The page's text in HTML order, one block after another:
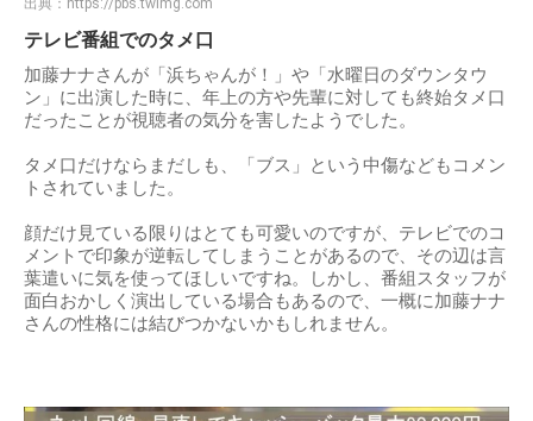
出典： https://pbs.twimg.com
テレビ番組でのタメ口
加藤ナナさんが「浜ちゃんが！」や「水曜日のダウンタウ
ン」に出演した時に、年上の方や先輩に対しても終始タメ口
だったことが視聴者の気分を害したようでした。
タメ口だけならまだしも、「ブス」という中傷などもコメン
トされていました。
顔だけ見ている限りはとても可愛いのですが、テレビでのコ
メントで印象が逆転してしまうことがあるので、その辺は言
葉遣いに気を使ってほしいですね。しかし、番組スタッフが
面白おかしく演出している場合もあるので、一概に加藤ナナ
さんの性格には結びつかないかもしれません。